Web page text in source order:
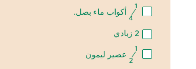
1
⁄
4
أكواب ماء بصل.
2 زبادي
1
⁄
2
عصير ليمون